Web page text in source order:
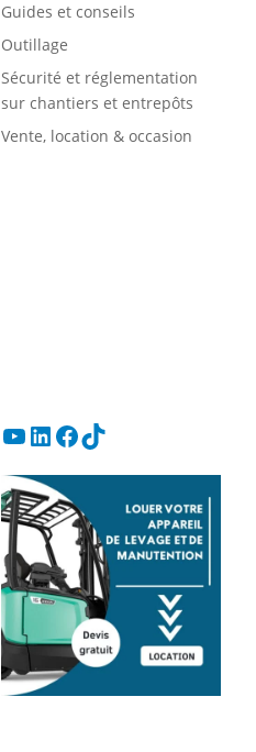
Guides et conseils
Outillage
Sécurité et réglementation
sur chantiers et entrepôts
Vente, location & occasion
YouTube
LinkedIn
Facebook
TikTok